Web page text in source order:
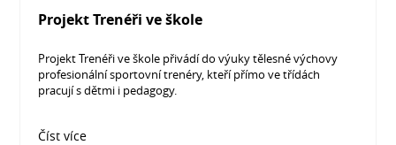
Projekt Trenéři ve škole
Projekt Trenéři ve škole přivádí do výuky tělesné výchovy
profesionální sportovní trenéry, kteří přímo ve třídách
pracují s dětmi i pedagogy.
Číst více